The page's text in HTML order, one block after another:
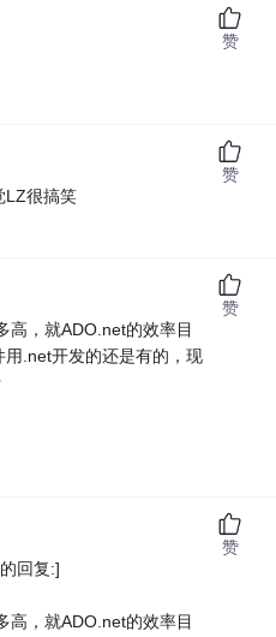
赞
LZ很搞笑
赞
高，就ADO.net的效率目
.net开发的还是有的，现
赞
回复:]
高，就ADO.net的效率目
赞